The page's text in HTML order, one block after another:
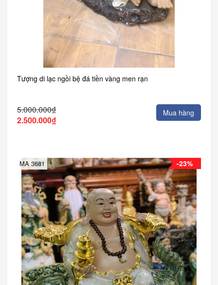
Tượng di lạc ngồi bệ đá tiền vàng men rạn
5.000.000₫
2.500.000₫
Mua hàng
-23%
MA 3681